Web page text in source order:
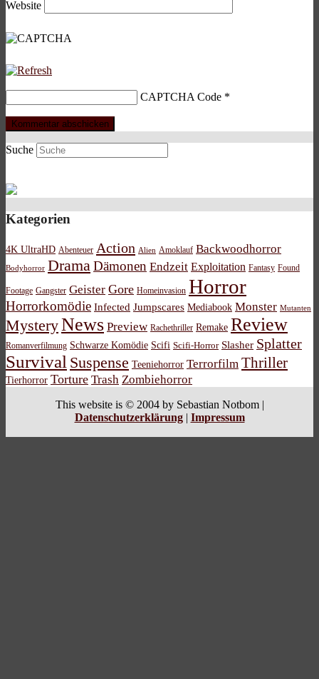
Website
CAPTCHA Code *
Suche
Kategorien
4K UltraHD Abenteuer Action Alien Amoklauf Backwoodhorror
Bodyhorror DramaDämonen Endzeit Exploitation Fantasy Found
Footage Gangster Geister Gore Homeinvasion Horror
Horrorkomödie Infected Jumpscares Mediabook Monster Mutanten
MysteryNews Preview Rachethriller Remake Review
Romanverfilmung Schwarze Komödie Scifi Scifi-Horror Slasher Splatter
Survival Suspense Teeniehorror Terrorfilm Thriller
Tierhorror Torture Trash Zombiehorror
This website is © 2004 by Sebastian Notbom |
Datenschutzerklärung| Impressum